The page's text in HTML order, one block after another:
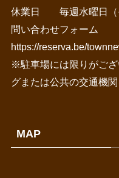
休業日 毎週水曜日（
問い合わせフォーム
https://reserva.be/
※駐車場には限りがご
グまたは公共の交通機
MAP